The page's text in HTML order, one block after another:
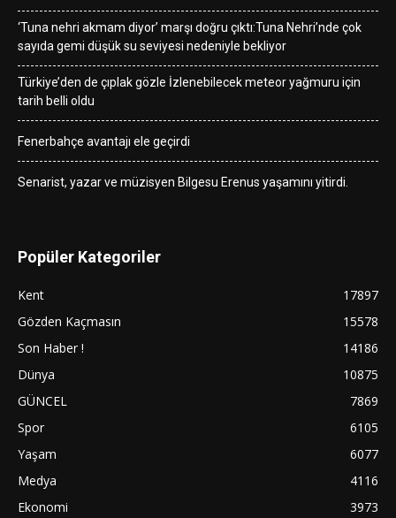
‘Tuna nehri akmam diyor’ marşı doğru çıktı:Tuna Nehri’nde çok
sayıda gemi düşük su seviyesi nedeniyle bekliyor
Türkiye’den de çıplak gözle İzlenebilecek meteor yağmuru için
tarih belli oldu
Fenerbahçe avantajı ele geçirdi
Senarist, yazar ve müzisyen Bilgesu Erenus yaşamını yitirdi.
Popüler Kategoriler
Kent
17897
Gözden Kaçmasın
15578
Son Haber !
14186
Dünya
10875
GÜNCEL
7869
Spor
6105
Yaşam
6077
Medya
4116
Ekonomi
3973